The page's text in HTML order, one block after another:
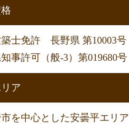
士免許 長野県 第10003号
事許可（般-3）第019680号
ア
を中心とした安曇平エリア